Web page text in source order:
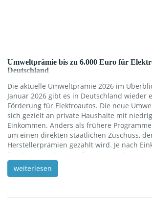
Umweltprämie bis zu 6.000 Euro für
Deutschland
Die aktuelle Umweltprämie 2026 im
Januar 2026 gibt es in Deutschland wieder
Förderung für Elektroautos. Die neue
sich gezielt an private Haushalte mit
Einkommen. Anders als frühere
um einen direkten staatlichen Zuschuss,
Herstellerprämien gezahlt wird. Je nach
Familiensituation und Fahrzeugtyp beträgt
zwischen 1.500 Euro und maximal 6.000
rückwirkend für Fahrzeuge, die ab dem 1.
weiterlesen